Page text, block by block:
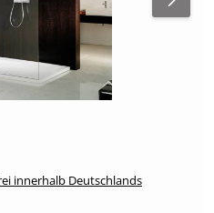
innerhalb Deutschlands